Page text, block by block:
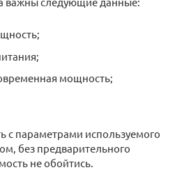
мощность;
с параметрами используемого
без предварительного
не обойтись.